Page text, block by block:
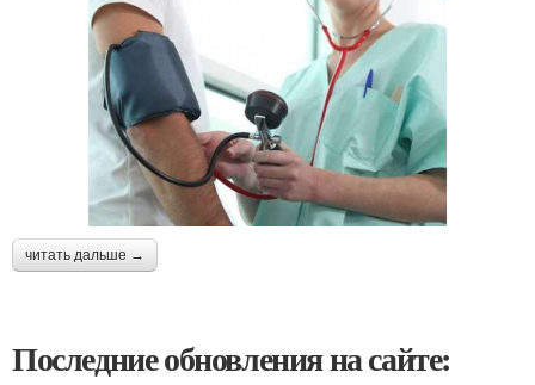
читать дальше →
Последние обновления на сайте: